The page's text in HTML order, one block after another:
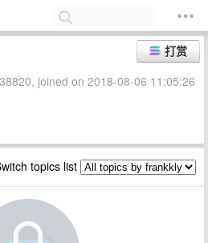
打赏
joined on 2018-08-06 11:05:26
topics list